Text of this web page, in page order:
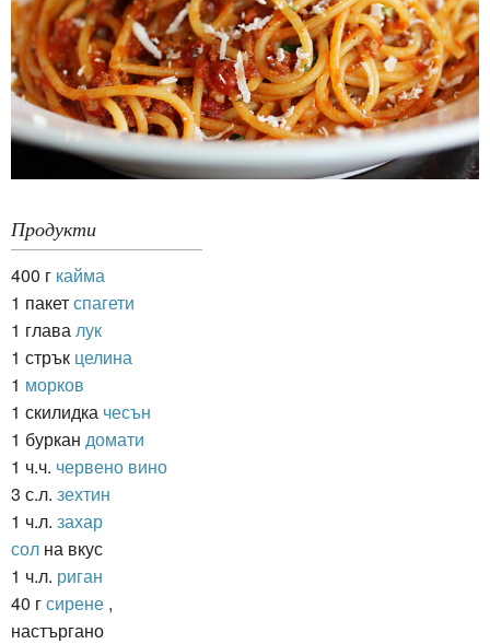
Продукти
400 г кайма
1 пакетспагети
1 глава лук
1 стрък целина
1 морков
1 скилидка чесън
1 буркан домати
1 ч.ч. червено вино
3 с.л. зехтин
1 ч.л. захар
сол на вкус
1 ч.л. риган
40 гсирене ,
настъргано